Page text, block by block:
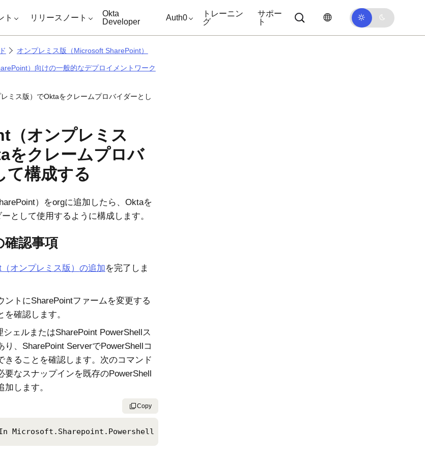
ト リリースノート
Okta
Developer
Auth0
トレーニン
グ
サポー
ト
オンプレミス版（Microsoft SharePoint）
）向けの一般的なデプロイメントワーク
ミス版）でOktaをクレームプロバイダーとし
（オンプレミス
をクレームプロバ
て構成する
）をorgに追加したら、 Oktaを
として使用するように構成します。
確認事項
オンプレミス版） の追加を完了しま
ントにSharePointファームを変更する
確認します。
シェルまたはSharePoint PowerShellス
り、SharePoint ServerでPowerShellコ
きることを確認します。次のコマンド
要なスナップインを既存のPowerShell
します。
Copy
Microsoft.Sharepoint.Powershell